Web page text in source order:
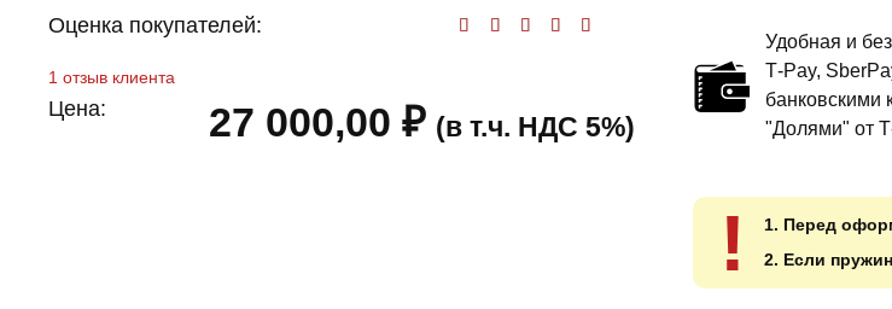
Оценка покупателей:
из 5
1 отзыв клиента
Цена: 27 000,00₽ (в т.ч. НДС 5%)
Удобная и
T‑Pay,
банковскими
"Долями" от
!
1. Перед
2. Если